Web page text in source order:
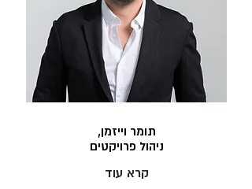
תומר וייזמן,
ניהול פרויקטים
קרא עוד